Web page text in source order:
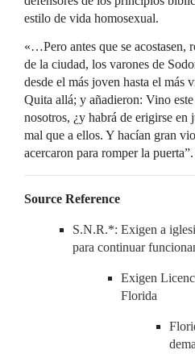
estilo de vida homosexual.
«…Pero antes que se acostasen,
de la ciudad, los varones de
desde el más joven hasta el
Quita allá; y añadieron: Vino
nosotros, ¿y habrá de erigirse en
mal que a ellos. Y hacían gran
acercaron para romper la
Source Reference
S.N.R.*: Exigen a
para continuar
Exigen
Florida